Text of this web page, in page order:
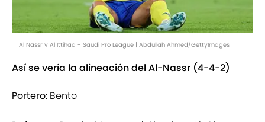
Al Nassr v Al Ittihad - Saudi Pro League | Abdullah Ahmed/GettyImages
Así se vería la alineación del Al-Nassr (4-4-2)
Portero: Bento